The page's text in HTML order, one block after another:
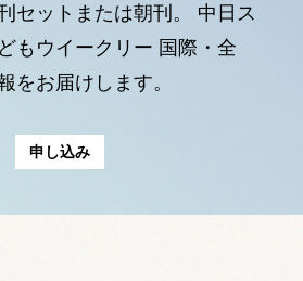
セットまたは朝刊。
中日ス
もウイークリー 国際・全
をお届けします。
申し込み